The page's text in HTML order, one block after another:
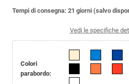
Tempi di consegna: 21 giorni (salvo
Vedi le specifiche
Colori
parabordo: